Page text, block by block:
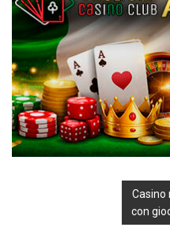
Casino
con